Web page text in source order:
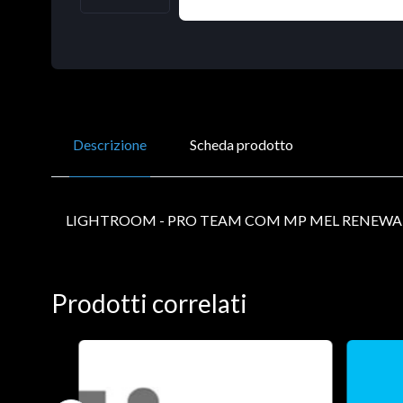
Descrizione Scheda prodotto
LIGHTROOM - PRO TEAM COM MP MEL
Prodotti correlati